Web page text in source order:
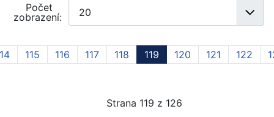
Počet
zobrazení:
115 116 117 118 119 120 121 122
Strana 119 z 126